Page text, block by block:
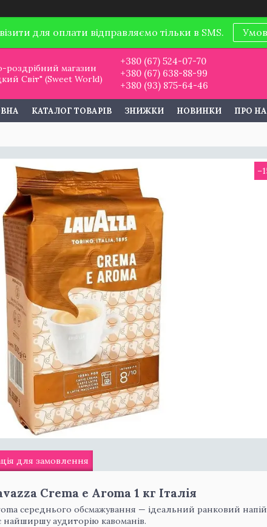
для оплати відправляємо тільки в SMS.
роздрібний магазин
Світ" (Sweet World)
+380 (67) 524-07-70
+380 (67) 638-88-99
+380 (93) 875-64-46
КАТАЛОГ ТОВАРІВ ЗНИЖКИ НОВИНКИ ПРО
для замовлення
Crema e Aroma 1 кг Італія
середнього обсмажування — ідеальний ранковий
найширшу аудиторію кавоманів.